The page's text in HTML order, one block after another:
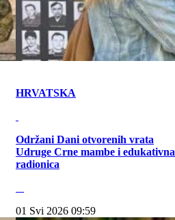
HRVATSKA
Održani Dani otvorenih vrata
Udruge Crne mambe i edukativna
radionica
01 Svi 2026 09:59